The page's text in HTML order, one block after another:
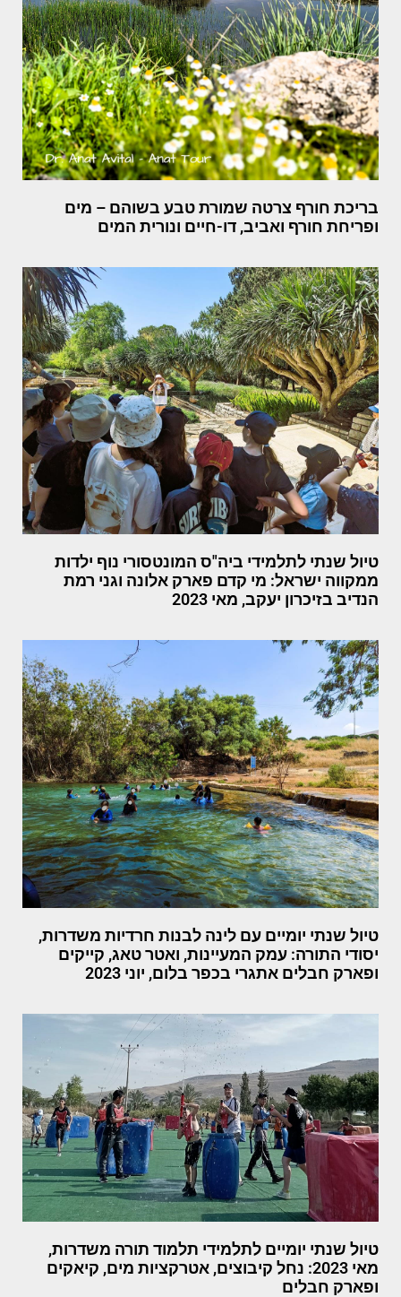
בריכת חורף צרטה שמורת טבע בשוהם – מים
ופריחת חורף ואביב, דו-חיים ונורית המים
טיול שנתי לתלמידי ביה"ס המונטסורי נוף ילדות
ממקווה ישראל: מי קדם פארק אלונה וגני רמת
הנדיב בזיכרון יעקב, מאי 2023
טיול שנתי יומיים עם לינה לבנות חרדיות משדרות,
יסודי התורה: עמק המעיינות, ואטר טאג, קייקים
ופארק חבלים אתגרי בכפר בלום, יוני 2023
טיול שנתי יומיים לתלמידי תלמוד תורה משדרות,
מאי 2023: נחל קיבוצים, אטרקציות מים, קיאקים
ופארק חבלים